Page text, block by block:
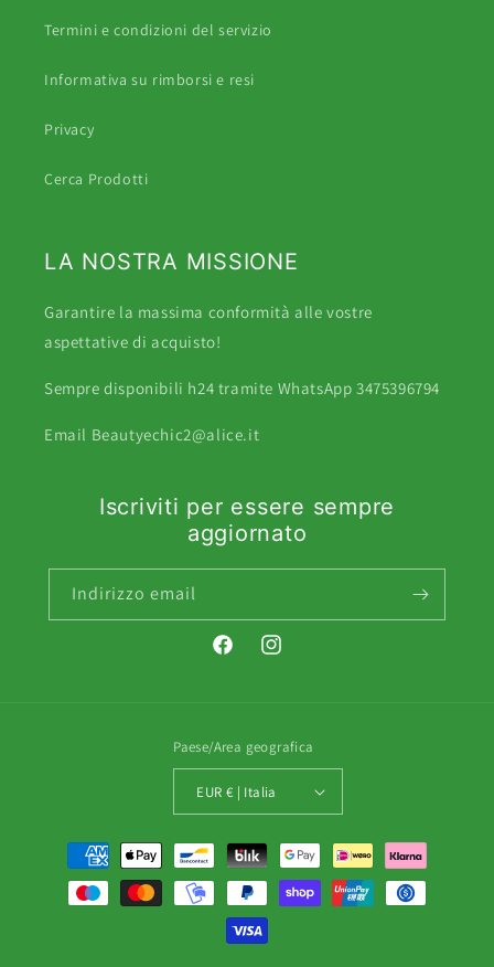
Termini e condizioni del servizio
Informativa su rimborsi e resi
Privacy
Cerca Prodotti
LA NOSTRA MISSIONE
Garantire la massima conformità alle vostre
aspettative di acquisto!
Sempre disponibili h24 tramite WhatsApp 3475396794
Email Beautyechic2@alice.it
Iscriviti per essere sempre
aggiornato
Indirizzo email
FacebookInstagram
Paese/Area geografica
EUR € | Italia
Metodi
pagamento